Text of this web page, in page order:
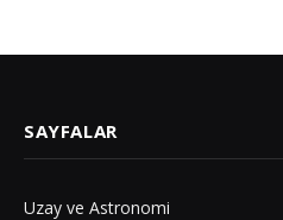
SAYFALAR
Uzay ve Astronomi